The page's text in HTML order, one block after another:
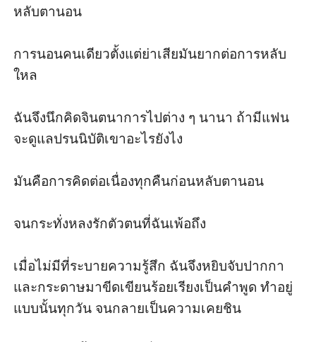
หลับตานอน
การนอนคนเดียวตั้งแต่ย่าเสียมันยากต่อการหลับ
ใหล
ฉันจึงนึกคิดจินตนาการไปต่าง ๆ นานา ถ้ามีแฟน
จะดูแลปรนนิบัติเขาอะไรยังไง
มันคือการคิดต่อเนื่องทุกคืนก่อนหลับตานอน
จนกระทั่งหลงรักตัวตนที่ฉันเพ้อถึง
เมื่อไม่มีที่ระบายความรู้สึก ฉันจึงหยิบจับปากกา
และกระดาษมาขีดเขียนร้อยเรียงเป็นคำพูด ทำอยู่
แบบนั้นทุกวัน จนกลายเป็นความเคยชิน